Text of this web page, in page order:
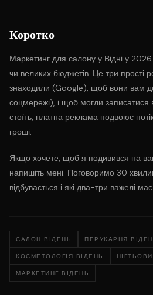
Коротко
Маркетинг для салону у Відні у
чи великих бюджетів. Це три прості
знаходили (Google), щоб вони вам
соцмережі), і щоб могли записатися
стоїть, платна реклама подвоює
гроші.
Якщо хочете, щоб я подивився на
напишіть мені. Поговоримо 30
відбувається і які два-три важелі
САЛОН ВІДЕНЬ ПЕРУКАРНЯ
КОСМЕТОЛОГІЯ ВІДЕНЬ
МАРКЕТИНГ ВІДЕНЬ